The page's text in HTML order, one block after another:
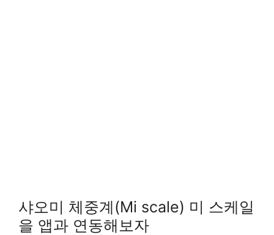
샤오미 체중계(Mi scale) 미 스케일
을 앱과 연동해보자